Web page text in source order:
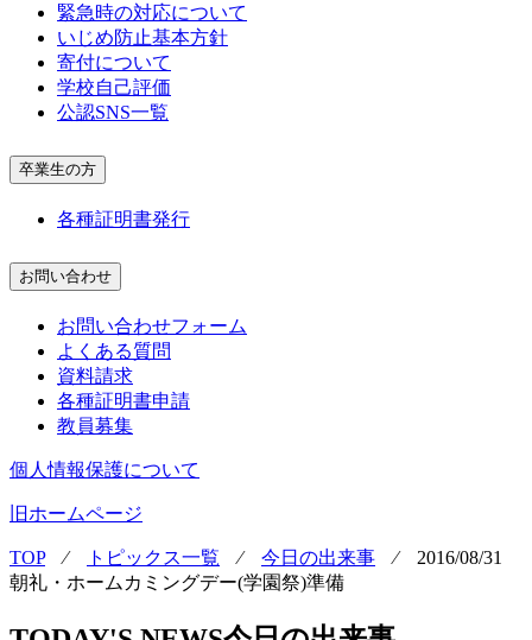
緊急時の対応について
いじめ防止基本方針
寄付について
学校自己評価
公認SNS一覧
卒業生の方
各種証明書発行
お問い合わせ
お問い合わせフォーム
よくある質問
資料請求
各種証明書申請
教員募集
個人情報保護について
旧ホームページ
TOP⁄ トピックス一覧 ⁄ 今日の出来事 ⁄ 2016/08/31
朝礼・ホームカミングデー(学園祭)準備